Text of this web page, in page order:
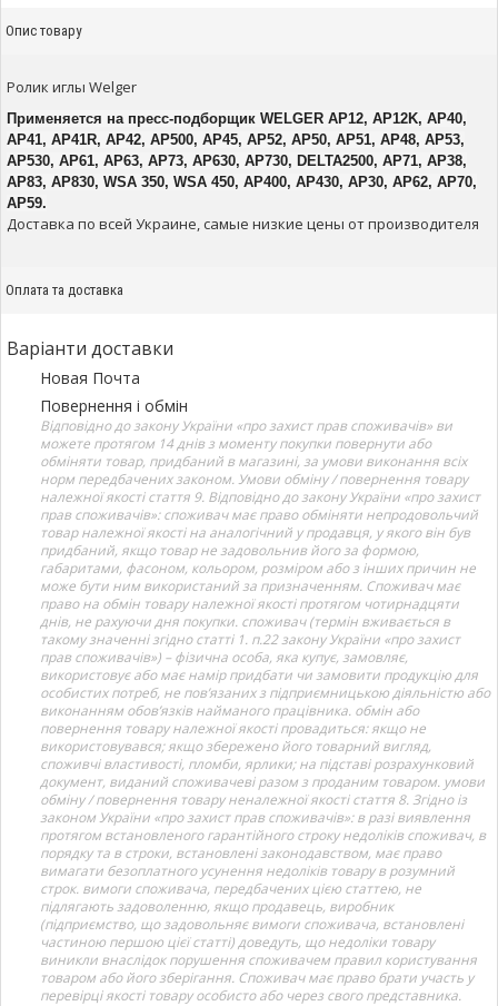
Опис товару
Ролик иглы Welger
Применяется на пресс-подборщик WELGER AP12, AP12K, AP40,
AP41, AP41R, AP42, AP500, AP45, AP52, AP50, AP51, AP48, AP53,
AP530, AP61, AP63, AP73, AP630, AP730, DELTA2500, AP71, AP38,
AP83, AP830, WSA 350, WSA 450, AP400, AP430, AP30, AP62, AP70,
AP59.
Доставка по всей Украине, самые низкие цены от производителя
Оплата та доставка
Варіанти доставки
Новая Почта
Повернення і обмін
Відповідно до закону України «про захист прав споживачів» ви
можете протягом 14 днів з моменту покупки повернути або
обміняти товар, придбаний в магазині, за умови виконання всіх
норм передбачених законом. Умови обміну / повернення товару
належної якості стаття 9. Відповідно до закону України «про захист
прав споживачів»: споживач має право обміняти непродовольчий
товар належної якості на аналогічний у продавця, у якого він був
придбаний, якщо товар не задовольнив його за формою,
габаритами, фасоном, кольором, розміром або з інших причин не
може бути ним використаний за призначенням. Споживач має
право на обмін товару належної якості протягом чотирнадцяти
днів, не рахуючи дня покупки. споживач (термін вживається в
такому значенні згідно статті 1. п.22 закону України «про захист
прав споживачів») – фізична особа, яка купує, замовляє,
використовує або має намір придбати чи замовити продукцію для
особистих потреб, не пов’язаних з підприємницькою діяльністю або
виконанням обов’язків найманого працівника. обмін або
повернення товару належної якості провадиться: якщо не
використовувався; якщо збережено його товарний вигляд,
споживчі властивості, пломби, ярлики; на підставі розрахунковий
документ, виданий споживачеві разом з проданим товаром. умови
обміну / повернення товару неналежної якості стаття 8. Згідно із
законом України «про захист прав споживачів»: в разі виявлення
протягом встановленого гарантійного строку недоліків споживач, в
порядку та в строки, встановлені законодавством, має право
вимагати безоплатного усунення недоліків товару в розумний
строк. вимоги споживача, передбачених цією статтею, не
підлягають задоволенню, якщо продавець, виробник
(підприємство, що задовольняє вимоги споживача, встановлені
частиною першою цієї статті) доведуть, що недоліки товару
виникли внаслідок порушення споживачем правил користування
товаром або його зберігання. Споживач має право брати участь у
перевірці якості товару особисто або через свого представника.